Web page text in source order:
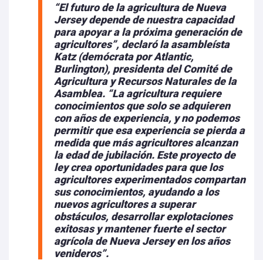
“El futuro de la agricultura de Nueva
Jersey depende de nuestra capacidad
para apoyar a la próxima generación de
agricultores”, declaró la asambleísta
Katz (demócrata por Atlantic,
Burlington), presidenta del Comité de
Agricultura y Recursos Naturales de la
Asamblea. “La agricultura requiere
conocimientos que solo se adquieren
con años de experiencia, y no podemos
permitir que esa experiencia se pierda a
medida que más agricultores alcanzan
la edad de jubilación. Este proyecto de
ley crea oportunidades para que los
agricultores experimentados compartan
sus conocimientos, ayudando a los
nuevos agricultores a superar
obstáculos, desarrollar explotaciones
exitosas y mantener fuerte el sector
agrícola de Nueva Jersey en los años
venideros”.